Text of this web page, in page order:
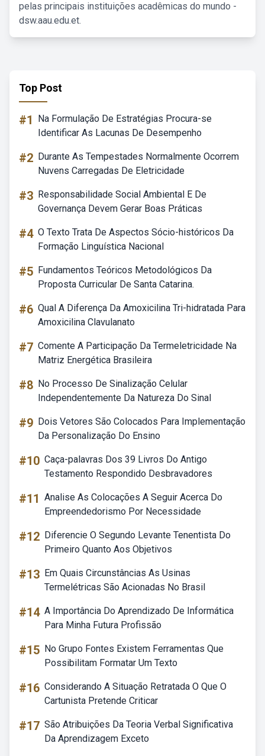
pelas principais instituições acadêmicas do mundo -
dsw.aau.edu.et.
Top Post
#1
Na Formulação De Estratégias Procura-se
Identificar As Lacunas De Desempenho
#2 Durante As Tempestades Normalmente Ocorrem
Nuvens Carregadas De Eletricidade
#3 Responsabilidade Social Ambiental E De
Governança Devem Gerar Boas Práticas
#4 O Texto Trata De Aspectos Sócio-históricos Da
Formação Linguística Nacional
#5 Fundamentos Teóricos Metodológicos Da
Proposta Curricular De Santa Catarina.
#6 Qual A Diferença Da Amoxicilina Tri-hidratada Para
Amoxicilina Clavulanato
#7 Comente A Participação Da Termeletricidade Na
Matriz Energética Brasileira
#8 No Processo De Sinalização Celular
Independentemente Da Natureza Do Sinal
#9 Dois Vetores São Colocados Para Implementação
Da Personalização Do Ensino
#10 Caça-palavras Dos 39 Livros Do Antigo
Testamento Respondido Desbravadores
#11 Analise As Colocações A Seguir Acerca Do
Empreendedorismo Por Necessidade
#12 Diferencie O Segundo Levante Tenentista Do
Primeiro Quanto Aos Objetivos
#13 Em Quais Circunstâncias As Usinas
Termelétricas São Acionadas No Brasil
#14 A Importância Do Aprendizado De Informática
Para Minha Futura Profissão
#15 No Grupo Fontes Existem Ferramentas Que
Possibilitam Formatar Um Texto
#16 Considerando A Situação Retratada O Que O
Cartunista Pretende Criticar
#17 São Atribuições Da Teoria Verbal Significativa
Da Aprendizagem Exceto